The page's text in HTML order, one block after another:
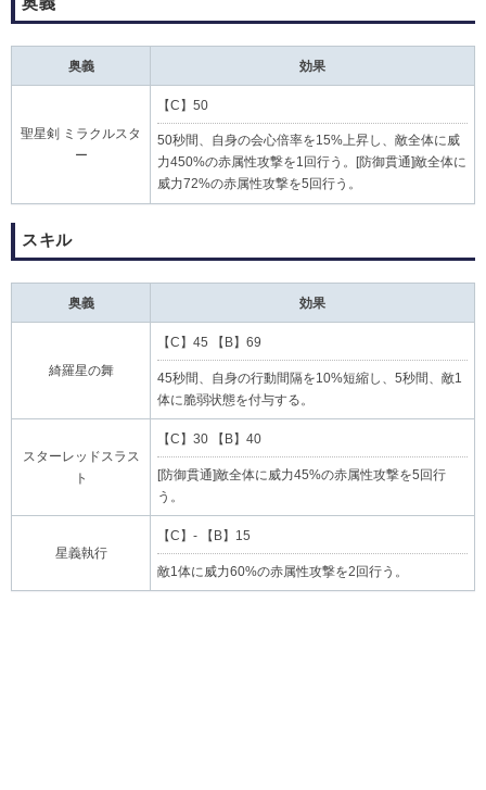
奥義 効果
聖星剣 ミラクルスタ
ー
【C】50
50秒間、自身の会心倍率を15%上昇し、敵全体に威
力450%の赤属性攻撃を1回行う。[防御貫通]敵全体に
威力72%の赤属性攻撃を5回行う。
スキル
奥義 効果
綺羅星の舞
【C】45 【B】69
45秒間、自身の行動間隔を10%短縮し、5秒間、敵1
体に脆弱状態を付与する。
スターレッドスラス
ト
【C】30 【B】40
[防御貫通]敵全体に威力45%の赤属性攻撃を5回行
う。
星義執行
【C】- 【B】15
敵1体に威力60%の赤属性攻撃を2回行う。